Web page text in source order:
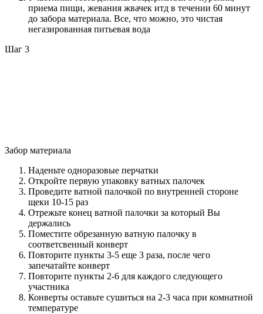
приема пищи, жевания жвачек итд в течении 60 минут
до забора материала. Все, что можно, это чистая
негазированная питьевая вода
Шаг 3
Забор материала
Наденьте одноразовые перчатки
Откройте первую упаковку ватных палочек
Проведите ватной палочкой по внутренней стороне
щеки 10-15 раз
Отрежьте конец ватной палочки за который Вы
держались
Поместите обрезанную ватную палочку в
соответсвенный конверт
Повторите пункты 3-5 еще 3 раза, после чего
запечатайте конверт
Повторите пункты 2-6 для каждого следующего
участника
Конверты оставьте сушиться на 2-3 часа при комнатной
температуре